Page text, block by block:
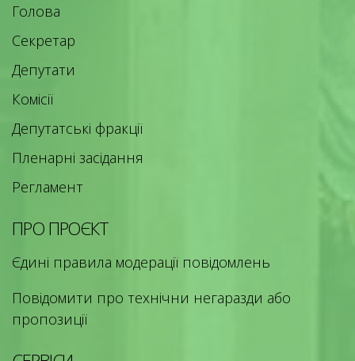
Голова
Секретар
Депутати
Комісії
Депутатські фракції
Пленарні засідання
Регламент
ПРО ПРОЄКТ
Єдині правила модерації повідомлень
Повідомити про технічни негаразди або
пропозиції